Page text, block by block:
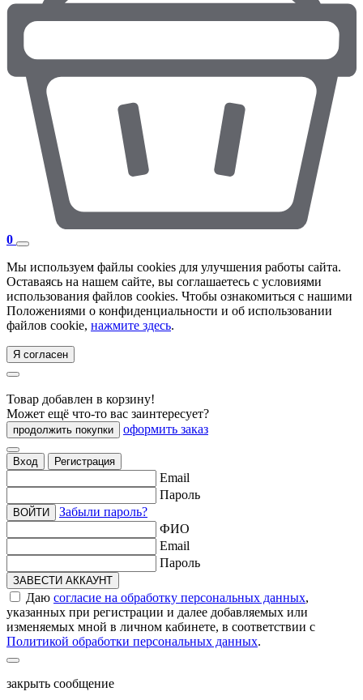
0
Мы используем файлы cookies для улучшения работы сайта.
Оставаясь на нашем сайте, вы соглашаетесь с условиями
использования файлов cookies. Чтобы ознакомиться с нашими
Положениями о конфиденциальности и об использовании
файлов cookie, нажмите здесь.
Я согласен
Товар добавлен в корзину!
Может ещё что-то вас заинтересует?
продолжить покупки оформить заказ
Вход Регистрация
Email
Пароль
ВОЙТИ
Забыли пароль?
ФИО
Email
Пароль
ЗАВЕСТИ АККАУНТ
Даю согласие на обработку персональных данных,
указанных при регистрации и далее добавляемых или
изменяемых мной в личном кабинете, в соответствии с
Политикой обработки персональных данных.
закрыть сообщение